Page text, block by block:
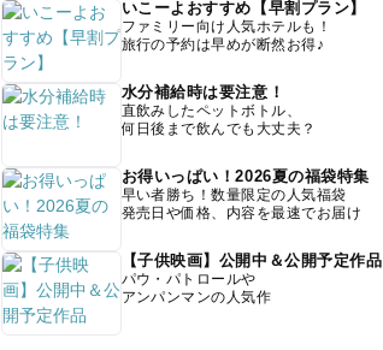
いこーよおすすめ【早割プラン】
ファミリー向け人気ホテルも！
旅行の予約は早めが断然お得♪
水分補給時は要注意！
直飲みしたペットボトル、
何日後まで飲んでも大丈夫？
お得いっぱい！2026夏の福袋特集
早い者勝ち！数量限定の人気福袋
発売日や価格、内容を最速でお届け
【子供映画】公開中＆公開予定作品
パウ・パトロールや
アンパンマンの人気作